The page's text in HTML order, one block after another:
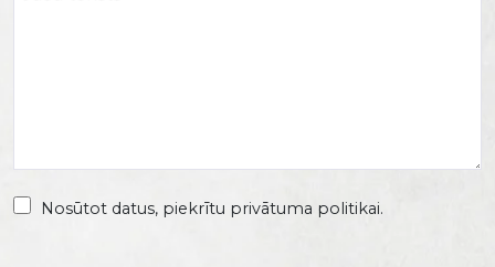
Nosūtot datus, piekrītu privātuma politikai.